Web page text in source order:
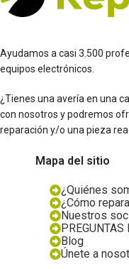
Ayudamos a casi 3.500
equipos electrónicos.
¿Tienes una avería en una
con nosotros y podremos
reparación y/o una pieza
Mapa del sitio
¿Quiénes
¿Cómo
Nuestros
PREGUNTAS
Blog
Únete a